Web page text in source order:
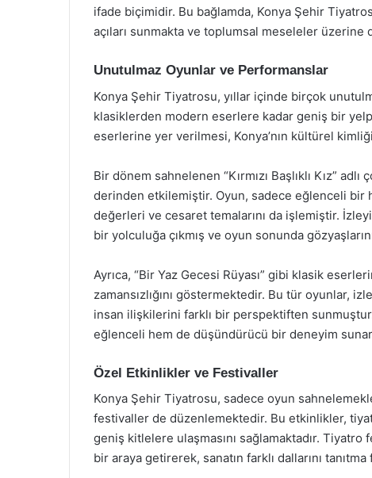
ifade biçimidir. Bu bağlamda, Konya Şehir
açıları sunmakta ve toplumsal meseleler
Unutulmaz Oyunlar ve Performanslar
Konya Şehir Tiyatrosu, yıllar içinde birçok
klasiklerden modern eserlere kadar geniş bir
eserlerine yer verilmesi, Konya’nın kültürel
Bir dönem sahnelenen “Kırmızı Başlıklı Kız”
derinden etkilemiştir. Oyun, sadece eğlenceli bir
değerleri ve cesaret temalarını da işlemiştir.
bir yolculuğa çıkmış ve oyun sonunda
Ayrıca, “Bir Yaz Gecesi Rüyası” gibi klasik
zamansızlığını göstermektedir. Bu tür oyunlar,
insan ilişkilerini farklı bir perspektiften
eğlenceli hem de düşündürücü bir deneyim
Özel Etkinlikler ve Festivaller
Konya Şehir Tiyatrosu, sadece oyun
festivaller de düzenlemektedir. Bu etkinlikler,
geniş kitlelere ulaşmasını sağlamaktadır.
bir araya getirerek, sanatın farklı dallarını tanıtma